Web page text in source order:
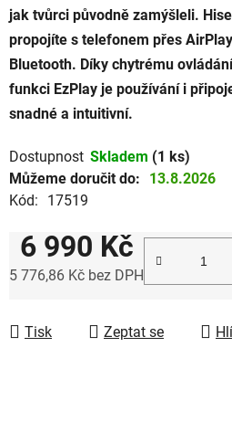
jak tvůrci původně zamýšleli.
propojíte s telefonem přes
Bluetooth. Díky chytrému
funkci EzPlay je používání i
snadné a intuitivní.
Dostupnost Skladem (1 ks)
Můžeme doručit do:
13.8.2026
Kód:
17519
6 990 Kč
5 776,86 Kč bez DPH
Tisk Zeptat se